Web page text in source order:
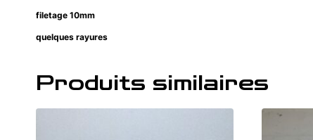
filetage 10mm
quelques rayures
Produits similaires